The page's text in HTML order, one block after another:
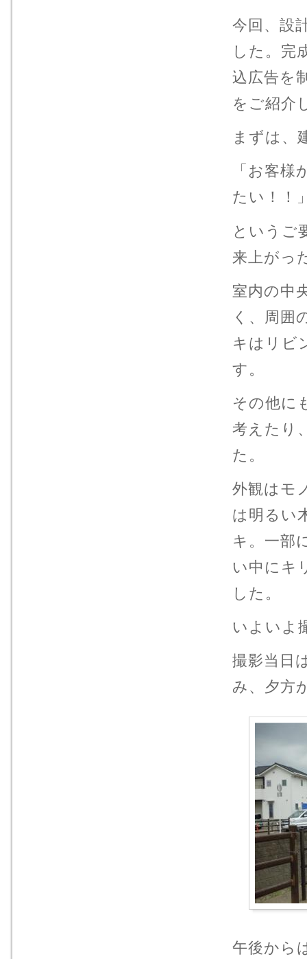
今回、設
した。完
込広告を
をご紹介
まずは、
「お客
たい！！
というご
来上がっ
室内の中
く、周囲
キはリビ
す。
その他に
考えたり
た。
外観はモ
は明るい
キ。一部
い中にキ
した。
いよいよ
撮影当日
み、夕方
午後から